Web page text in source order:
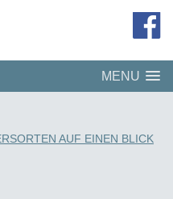
MENU
AUF EINEN BLICK